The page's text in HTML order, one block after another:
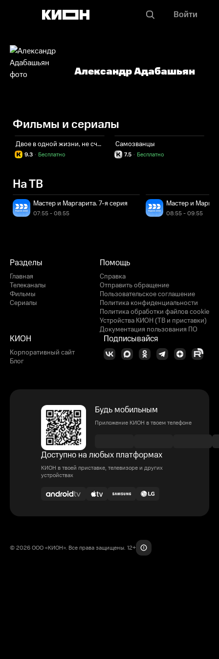
Войти
Александр Адабашьян
Фильмы и сериалы
Двое в одной жизни, не считая собаки
9.3 Бесплатно
·
Самозванцы
7.5 Бесплатно
·
На ТВ
Мастер и Маргарита. 7-я серия
07:55 - 08:55
Мастер и
08:55 - 09:55
Разделы
Главная
Телеканалы
Фильмы
Сериалы
Помощь
Справка
Отправить обращение
Пользовательское соглашение
Политика конфиденциальности
Политика обработки файлов cookie
Устройства КИОН (ТВ и приставки)
Документация пользования ПО
КИОН
Корпоративный сайт
Блог
Подписывайся
Будь мобильным
Приложение КИОН в твоем телефоне
Доступно на любых платформах
КИОН в твоей приставке, телевизоре и других
устройствах
© 2026 ООО «КИОН». Все права защищены. 12+